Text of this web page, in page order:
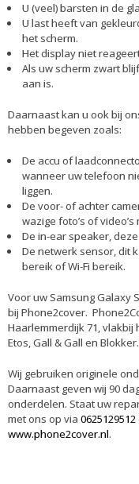
U (veel) barsten in de
U last heeft van
het scherm.
Het display niet
Als uw scherm zwart
aan is.
Daarnaast kan u ook bij
hebben begeven zoals:
De accu of
wanneer uw telefoon
liggen.
De voor- of achter
wazige foto’s of video’s
De in-ear speaker,
De netwerk sensor, dit
bereik of Wi-Fi bereik.
Voor uw Samsung Galaxy
bij Phone2cover.
Haarlemmerdijk 71, vlakbij
Etos, Gall & Gall en Blokker.
Wij gebruiken originele
Daarnaast geven wij 90
onderdelen. Staat uw
met ons op via 0625129512
www.phone2cover.nl.